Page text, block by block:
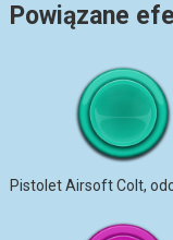
Powiązane